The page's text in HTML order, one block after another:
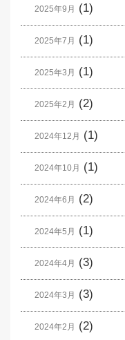
2025年9月 (1)
2025年7月 (1)
2025年3月 (1)
2025年2月 (2)
2024年12月 (1)
2024年10月 (1)
2024年6月 (2)
2024年5月 (1)
2024年4月 (3)
2024年3月 (3)
2024年2月 (2)